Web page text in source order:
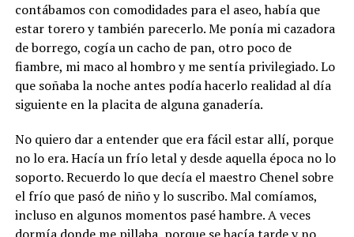
contábamos con comodidades para el aseo, había que
estar torero y también parecerlo. Me ponía mi cazadora
de borrego, cogía un cacho de pan, otro poco de
fiambre, mi maco al hombro y me sentía privilegiado. Lo
que soñaba la noche antes podía hacerlo realidad al día
siguiente en la placita de alguna ganadería.
No quiero dar a entender que era fácil estar allí, porque
no lo era. Hacía un frío letal y desde aquella época no lo
soporto. Recuerdo lo que decía el maestro Chenel sobre
el frío que pasó de niño y lo suscribo. Mal comíamos,
incluso en algunos momentos pasé hambre. A veces